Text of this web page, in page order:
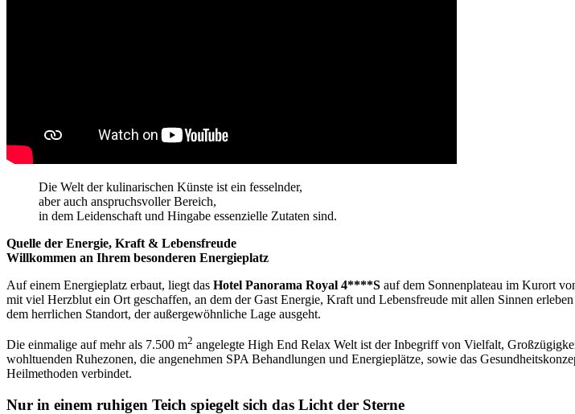
Die Welt der kulinarischen Künste ist ein fesselnder,
aber auch anspruchsvoller Bereich,
in dem Leidenschaft und Hingabe essenzielle Zutaten sind.
Quelle der Energie, Kraft & Lebensfreude
Willkommen an Ihrem besonderen Energieplatz
Auf einem Energieplatz erbaut, liegt das Hotel Panorama Royal 4****S auf dem Sonnenplateau im Kurort
mit viel Herzblut ein Ort geschaffen, an dem der Gast Energie, Kraft und Lebensfreude mit allen Sinnen
dem herrlichen Standort, der außergewöhnliche Lage ausgeht.
Die einmalige auf mehr als 7.500 m2 angelegte High End Relax Welt ist der Inbegriff von Vielfalt,
wohltuenden Ruhezonen, die angenehmen SPA Behandlungen und Energieplätze, sowie das
Heilmethoden verbindet.
Nur in einem ruhigen Teich spiegelt sich das Licht der Sterne